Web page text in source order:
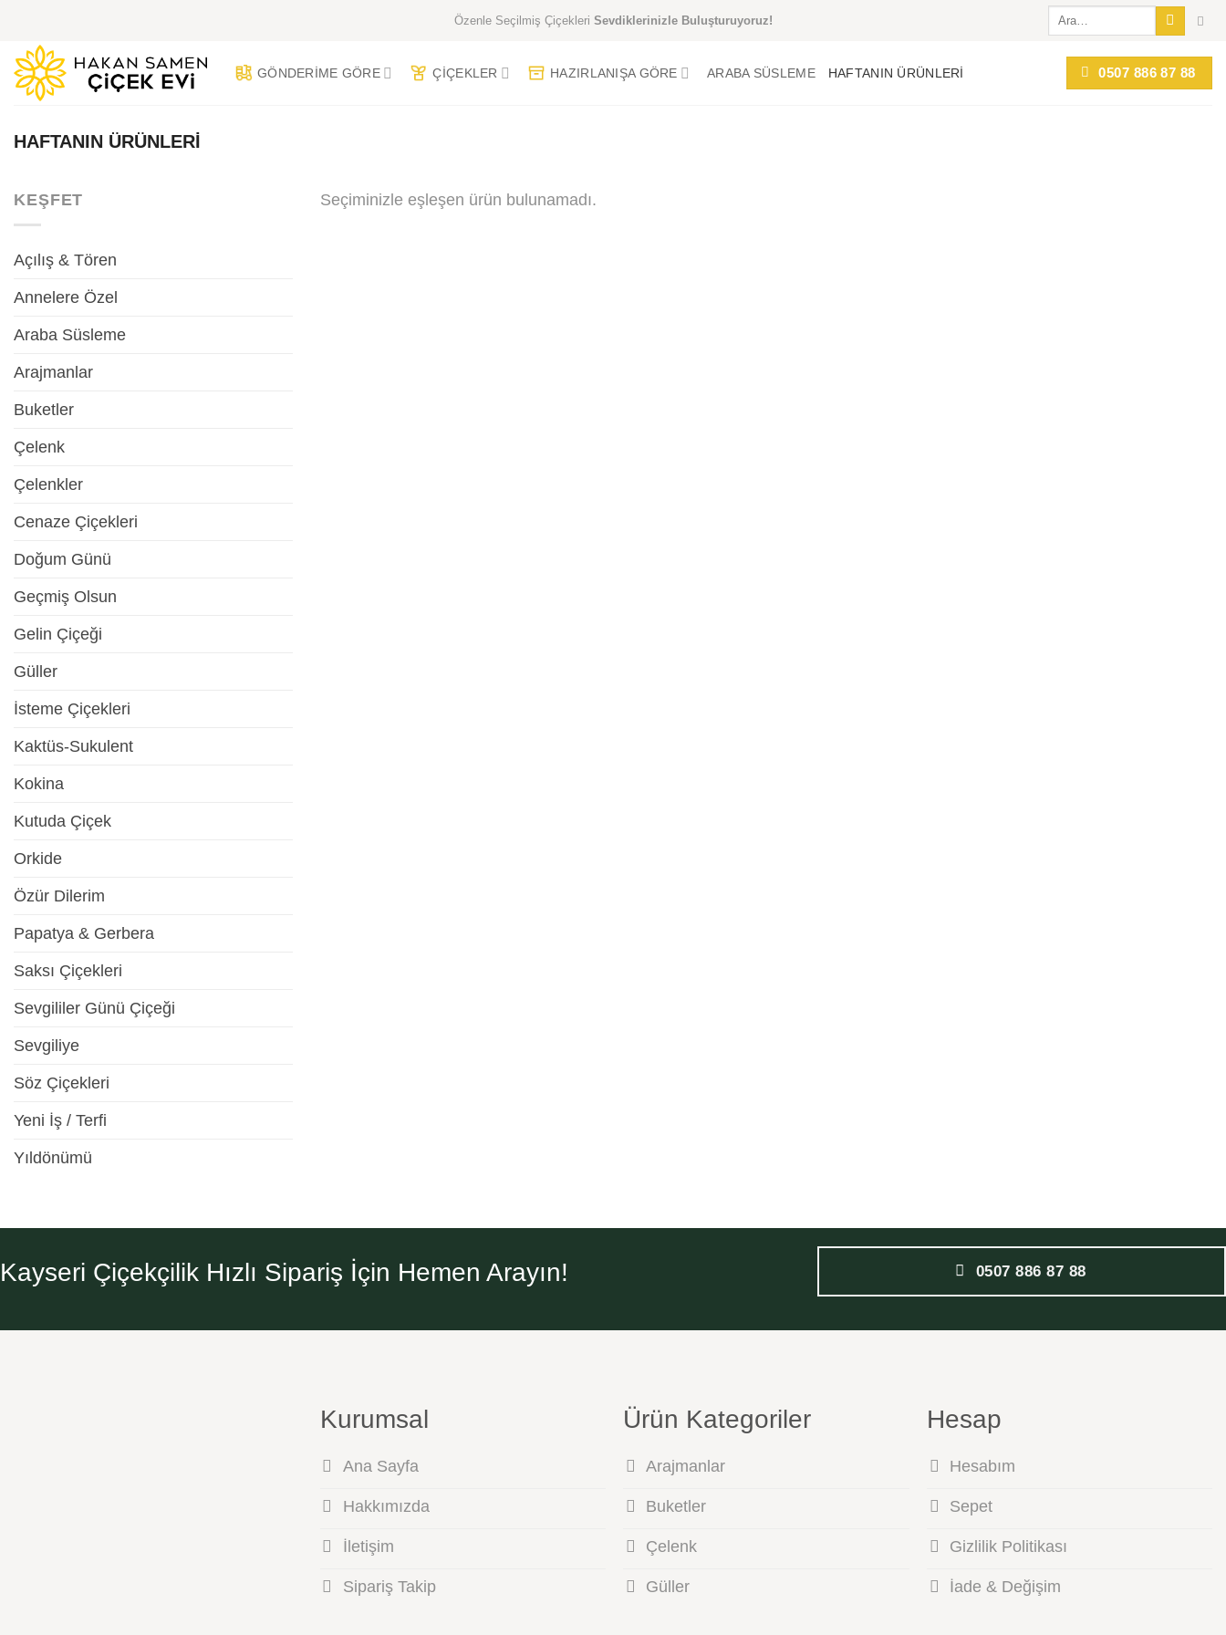
Özenle Seçilmiş Çiçekleri Sevdiklerinizle Buluşturuyoruz!
Ara:
GÖNDERIME GÖRE ÇIÇEKLER HAZIRLANIŞA GÖRE ARABA SÜSLEME HAFTANIN ÜRÜNLERI 0507 886 87 88
HAFTANIN ÜRÜNLERI
KEŞFET
Açılış & Tören
Annelere Özel
Araba Süsleme
Arajmanlar
Buketler
Çelenk
Çelenkler
Cenaze Çiçekleri
Doğum Günü
Geçmiş Olsun
Gelin Çiçeği
Güller
İsteme Çiçekleri
Kaktüs-Sukulent
Kokina
Kutuda Çiçek
Orkide
Özür Dilerim
Papatya & Gerbera
Saksı Çiçekleri
Sevgililer Günü Çiçeği
Sevgiliye
Söz Çiçekleri
Yeni İş / Terfi
Yıldönümü
Seçiminizle eşleşen ürün bulunamadı.
Kayseri Çiçekçilik Hızlı Sipariş İçin Hemen Arayın! 0507 886 87 88
Kurumsal
Ana Sayfa
Hakkımızda
İletişim
Sipariş Takip
Ürün Kategoriler
Arajmanlar
Buketler
Çelenk
Güller
Hesap
Hesabım
Sepet
Gizlilik Politikası
İade & Değişim